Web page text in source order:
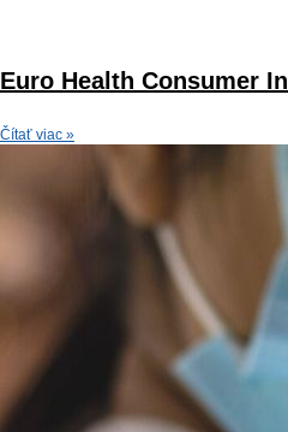
Euro Health Consumer
Čítať viac »